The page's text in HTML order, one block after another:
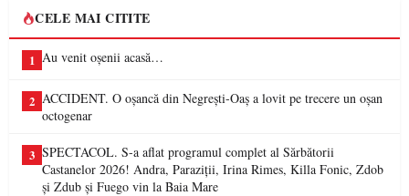
CELE MAI CITITE
1 Au venit oșenii acasă…
2 ACCIDENT. O oșancă din Negrești-Oaș a lovit pe trecere un oșan
octogenar
3 SPECTACOL. S-a aflat programul complet al Sărbătorii
Castanelor 2026! Andra, Paraziții, Irina Rimes, Killa Fonic, Zdob
și Zdub și Fuego vin la Baia Mare